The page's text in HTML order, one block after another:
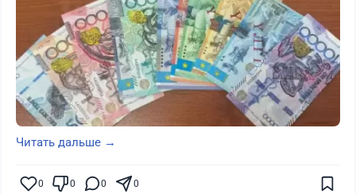
Читать дальше →
0 0 0 0